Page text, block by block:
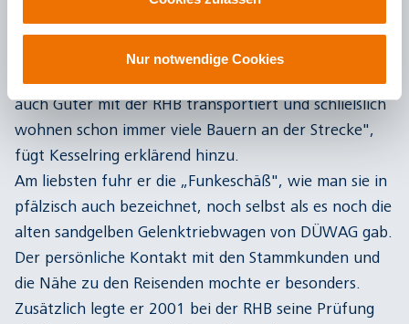
Nur notwendige Cookies
„Baureexpress", wie er die heutige rnv-Linie 4/4A
selbst bezeichnet, täglich zur Ausbildung von
Ellerstadt nach Ludwigshafen. „Früher wurden ja
auch Güter mit der RHB transportiert und schließlich
wohnen schon immer viele Bauern an der Strecke",
fügt Kesselring erklärend hinzu.
Am liebsten fuhr er die „Funkeschäß", wie man sie in
pfälzisch auch bezeichnet, noch selbst als es noch die
alten sandgelben Gelenktriebwagen von DÜWAG gab.
Der persönliche Kontakt mit den Stammkunden und
die Nähe zu den Reisenden mochte er besonders.
Zusätzlich legte er 2001 bei der RHB seine Prüfung